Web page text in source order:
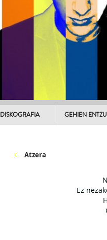
DISKOGRAFIA GEHIEN
Atzera
Ez